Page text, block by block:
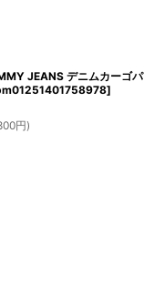
JEANS デニムカーゴパ
]
円)